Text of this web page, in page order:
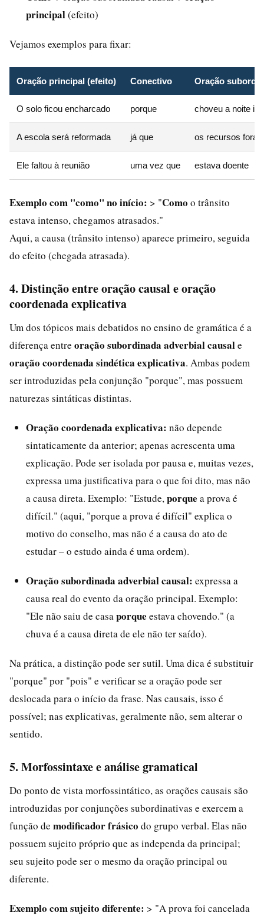
principal(efeito)
Vejamos exemplos para fixar:
Oração principal (efeito) Conectivo Oração
O solo ficou encharcado porque choveu a noite
A escola será reformada já que os recursos
Ele faltou à reunião uma vez que estava doente
Exemplo com "como" no início: > "Como o trânsito
estava intenso, chegamos atrasados."
Aqui, a causa (trânsito intenso) aparece primeiro, seguida
do efeito (chegada atrasada).
4. Distinção entre oração causal e oração
coordenada explicativa
Um dos tópicos mais debatidos no ensino de gramática é a
diferença entre oração subordinada adverbial causale
oração coordenada sindética explicativa. Ambas podem
ser introduzidas pela conjunção "porque", mas possuem
naturezas sintáticas distintas.
Oração coordenada explicativa: não depende
sintaticamente da anterior; apenas acrescenta uma
explicação. Pode ser isolada por pausa e, muitas vezes,
expressa uma justificativa para o que foi dito, mas não
a causa direta. Exemplo: "Estude, porque a prova é
difícil." (aqui, "porque a prova é difícil" explica o
motivo do conselho, mas não é a causa do ato de
estudar – o estudo ainda é uma ordem).
Oração subordinada adverbial causal: expressa a
causa real do evento da oração principal. Exemplo:
"Ele não saiu de casa porque estava chovendo." (a
chuva é a causa direta de ele não ter saído).
Na prática, a distinção pode ser sutil. Uma dica é substituir
"porque" por "pois" e verificar se a oração pode ser
deslocada para o início da frase. Nas causais, isso é
possível; nas explicativas, geralmente não, sem alterar o
sentido.
5. Morfossintaxe e análise gramatical
Do ponto de vista morfossintático, as orações causais são
introduzidas por conjunções subordinativas e exercem a
função de modificador frásico do grupo verbal. Elas não
possuem sujeito próprio que as independa da principal;
seu sujeito pode ser o mesmo da oração principal ou
diferente.
Exemplo com sujeito diferente: > "A prova foi cancelada